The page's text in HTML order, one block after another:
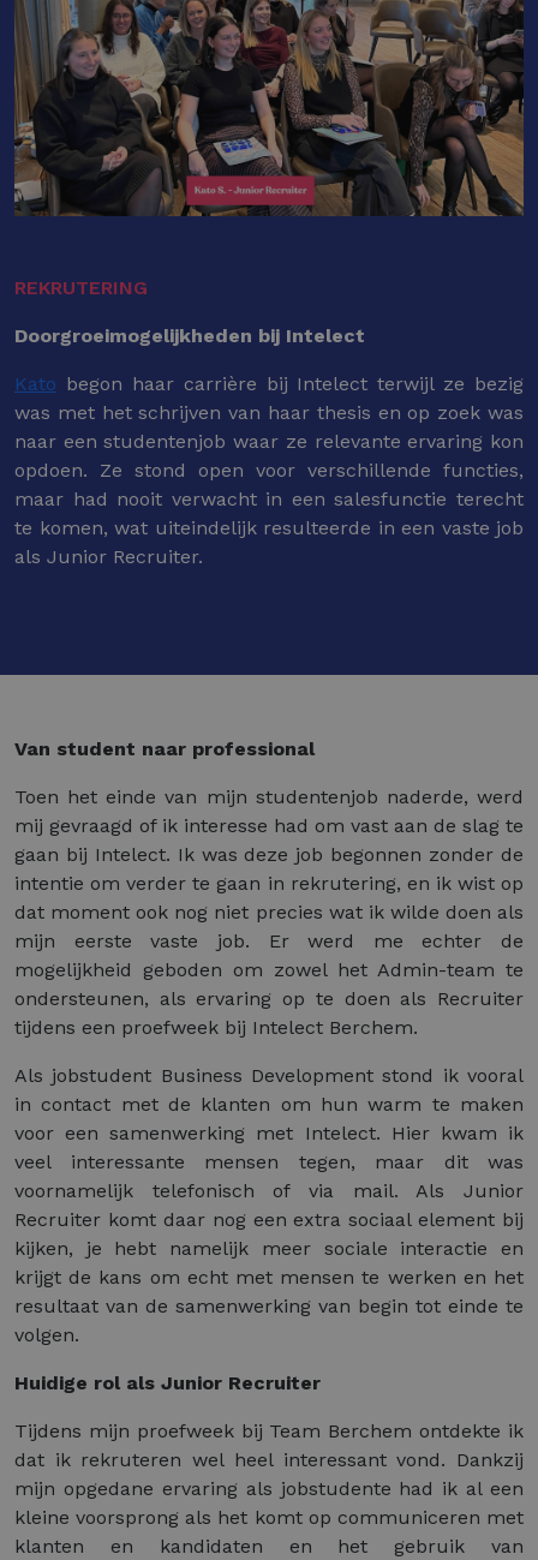
REKRUTERING
Doorgroeimogelijkheden bij Intelect
Kato begon haar carrière bij Intelect terwijl ze bezig
was met het schrijven van haar thesis en op zoek was
naar een studentenjob waar ze relevante ervaring kon
opdoen. Ze stond open voor verschillende functies,
maar had nooit verwacht in een salesfunctie terecht
te komen, wat uiteindelijk resulteerde in een vaste job
als Junior Recruiter.
Van student naar professional
Toen het einde van mijn studentenjob naderde, werd
mij gevraagd of ik interesse had om vast aan de slag te
gaan bij Intelect. Ik was deze job begonnen zonder de
intentie om verder te gaan in rekrutering, en ik wist op
dat moment ook nog niet precies wat ik wilde doen als
mijn eerste vaste job. Er werd me echter de
mogelijkheid geboden om zowel het Admin-team te
ondersteunen, als ervaring op te doen als Recruiter
tijdens een proefweek bij Intelect Berchem.
Als jobstudent Business Development stond ik vooral
in contact met de klanten om hun warm te maken
voor een samenwerking met Intelect. Hier kwam ik
veel interessante mensen tegen, maar dit was
voornamelijk telefonisch of via mail. Als Junior
Recruiter komt daar nog een extra sociaal element bij
kijken, je hebt namelijk meer sociale interactie en
krijgt de kans om echt met mensen te werken en het
resultaat van de samenwerking van begin tot einde te
volgen.
Huidige rol als Junior Recruiter
Tijdens mijn proefweek bij Team Berchem ontdekte ik
dat ik rekruteren wel heel interessant vond. Dankzij
mijn opgedane ervaring als jobstudente had ik al een
kleine voorsprong als het komt op communiceren met
klanten en kandidaten en het gebruik van